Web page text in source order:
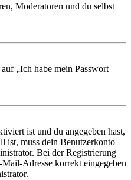
Moderatoren und du selbst
„Ich habe mein Passwort
ist und du angegeben hast,
ist, muss dein Benutzerkonto
Bei der Registrierung
Adresse korrekt eingegeben